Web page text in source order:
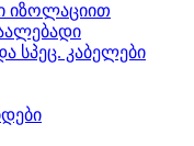
იზოლაციით
სპეც. კაბელები